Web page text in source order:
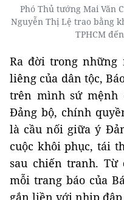
Phó Thủ tướng Mai Văn
Nguyễn Thị Lệ trao bằng
TPHCM
Ra đời trong những
liêng của dân tộc,
trên mình sứ mệnh
Đảng bộ, chính
là cầu nối giữa ý
cuộc khôi phục, tái
sau chiến tranh.
mỗi trang báo của